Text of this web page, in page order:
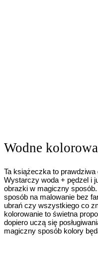
Wodne
Ta książeczka to prawdziwa
Wystarczy woda + pędzel i
obrazki w magiczny sposób.
sposób na malowanie bez
ubrań czy wszystkiego co
kolorowanie to świetna
dopiero uczą się
magiczny sposób kolory